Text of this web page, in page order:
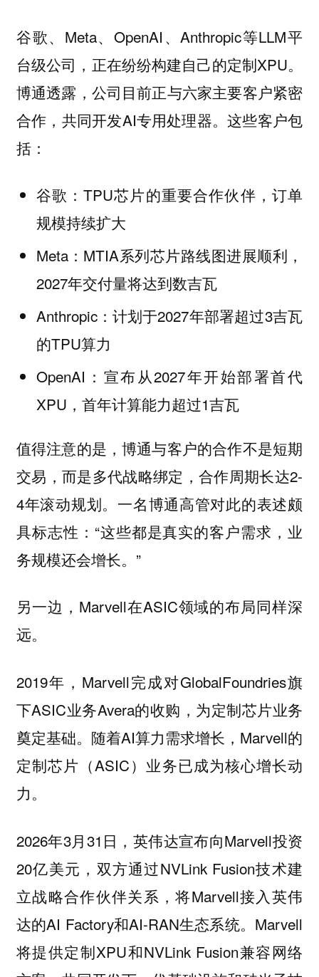
谷歌、Meta、OpenAI、Anthropic等LLM平
台级公司，正在纷纷构建自己的定制XPU。
博通透露，公司目前正与六家主要客户紧密
合作，共同开发AI专用处理器。这些客户包
括：
谷歌：TPU芯片的重要合作伙伴，订单
规模持续扩大
Meta：MTIA系列芯片路线图进展顺利，
2027年交付量将达到数吉瓦
Anthropic：计划于2027年部署超过3吉瓦
的TPU算力
OpenAI：宣布从2027年开始部署首代
XPU，首年计算能力超过1吉瓦
值得注意的是，博通与客户的合作不是短期
交易，而是多代战略绑定，合作周期长达2-
4年滚动规划。一名博通高管对此的表述颇
具标志性：“这些都是真实的客户需求，业
务规模还会增长。”
另一边，Marvell在ASIC领域的布局同样深
远。
2019年，Marvell完成对GlobalFoundries旗
下ASIC业务Avera的收购，为定制芯片业务
奠定基础。随着AI算力需求增长，Marvell的
定制芯片（ASIC）业务已成为核心增长动
力。
2026年3月31日，英伟达宣布向Marvell投资
20亿美元，双方通过NVLink Fusion技术建
立战略合作伙伴关系，将Marvell接入英伟
达的AI Factory和AI-RAN生态系统。Marvell
将提供定制XPU和NVLink Fusion兼容网络